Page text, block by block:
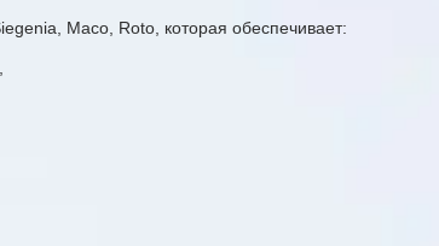
Maco, Roto, которая обеспечивает: